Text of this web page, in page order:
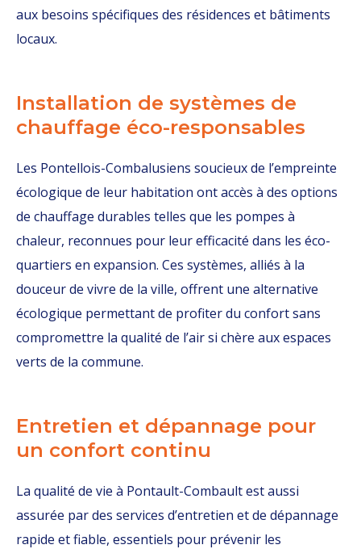
aux besoins spécifiques des résidences et bâtiments
locaux.
Installation de systèmes de
chauffage éco-responsables
Les Pontellois-Combalusiens soucieux de l’empreinte
écologique de leur habitation ont accès à des options
de chauffage durables telles que les pompes à
chaleur, reconnues pour leur efficacité dans les éco-
quartiers en expansion. Ces systèmes, alliés à la
douceur de vivre de la ville, offrent une alternative
écologique permettant de profiter du confort sans
compromettre la qualité de l’air si chère aux espaces
verts de la commune.
Entretien et dépannage pour
un confort continu
La qualité de vie à Pontault-Combault est aussi
assurée par des services d’entretien et de dépannage
rapide et fiable, essentiels pour prévenir les